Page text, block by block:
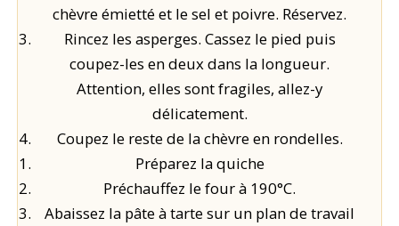
chèvre émietté et le sel et poivre. Réservez.
Rincez les asperges. Cassez le pied puis
coupez-les en deux dans la longueur.
Attention, elles sont fragiles, allez-y
délicatement.
Coupez le reste de la chèvre en rondelles.
Préparez la quiche
Préchauffez le four à 190°C.
Abaissez la pâte à tarte sur un plan de travail